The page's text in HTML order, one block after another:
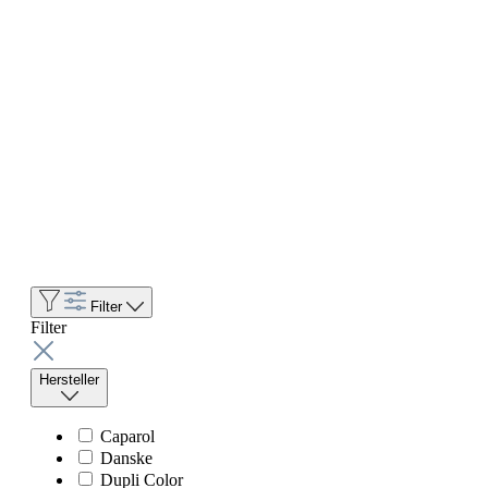
Filter
Filter
Hersteller
Caparol
Danske
Dupli Color